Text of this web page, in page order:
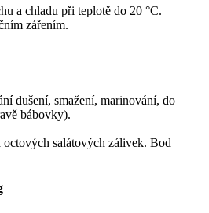
a chladu při teplotě do 20 °C.
zářením.
dušení, smažení, marinování, do
bábovky).
salátových zálivek. Bod